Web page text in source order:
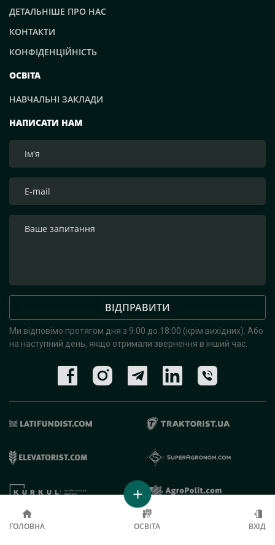
НАПИСАТИ НАМ
ВІДПРАВИТИ
Ми відповімо протягом дня з 9:00 до 18:00 (крім вихідних). Або
на наступний день, якщо отримали звернення в інший час.
ДЕТАЛЬНІШЕ ПРО НАС
КОНТАКТИ
КОНФІДЕНЦІЙНІСТЬ
ОСВІТА
НАВЧАЛЬНІ ЗАКЛАДИ
© 2019 - 2026 AgroRobota. Всі права захищені.
ГОЛОВНА ОСВІТА ВХІД